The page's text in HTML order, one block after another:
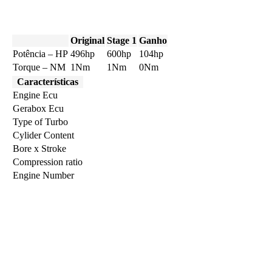
Original Stage 1 Ganho
Potência – HP 496hp 600hp
104hp
Torque – NM 1Nm 1Nm
0Nm
Características
Engine Ecu
Gerabox Ecu
Type of Turbo
Cylider Content
Bore x Stroke
Compression ratio
Engine Number